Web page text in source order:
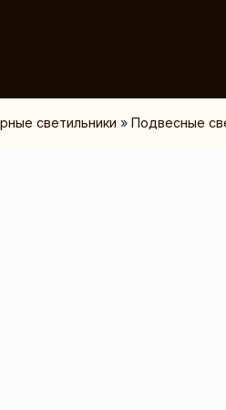
светильники » Подвесные